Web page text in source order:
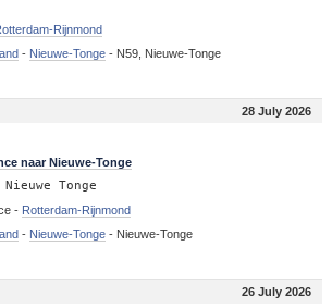
Rijnmond
- Nieuwe-Tonge- N59, Nieuwe-Tonge
28 July 2026
naar Nieuwe-Tonge
Nieuwe Tonge
- Rotterdam-Rijnmond
- Nieuwe-Tonge- Nieuwe-Tonge
26 July 2026